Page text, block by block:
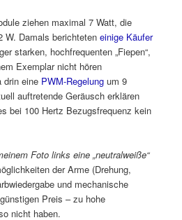
ziehen maximal 7 Watt, die
W. Damals berichteteneinige Käufer
starken, hochfrequenten „Fiepen“,
Exemplar nicht hören
drin eine PWM-Regelung um 9
auftretende Geräusch erklären
bei 100 Hertz Bezugsfrequenz kein
Foto links eine „neutralweiße“
der Arme (Drehung,
und mechanische
Preis – zu hohe
nicht haben.